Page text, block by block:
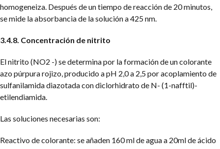
homogeneiza. Después de un tiempo de reacción de 20 minutos,
se mide la absorbancia de la solución a 425 nm.
3.4.8. Concentración de nitrito
El nitrito (NO2 -) se determina por la formación de un colorante
azo púrpura rojizo, producido a pH 2,0 a 2,5 por acoplamiento de
sulfanilamida diazotada con diclorhidrato de N- (1-nafftil)-
etilendiamida.
Las soluciones necesarias son:
Reactivo de colorante: se añaden 160 ml de agua a 20ml de ácido